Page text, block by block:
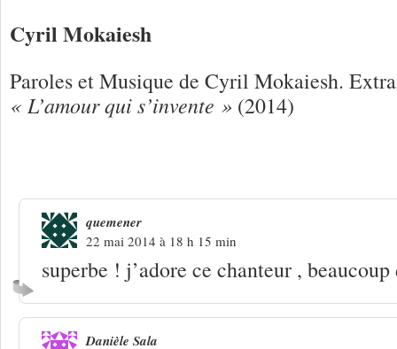
Cyril Mokaiesh
Paroles et Musique de Cyril Mokaiesh.
« L’amour qui s’invente » (2014)
quemener
22 mai 2014 à 18 h 15 min
superbe ! j’adore ce chanteur ,
Danièle Sala